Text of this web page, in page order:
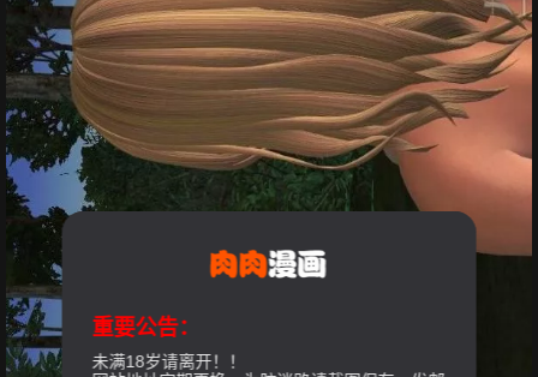
重要公告：
未满18岁请离开！！